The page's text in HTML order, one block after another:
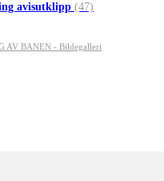
avisutklipp (47)
AV BANEN - Bildegalleri